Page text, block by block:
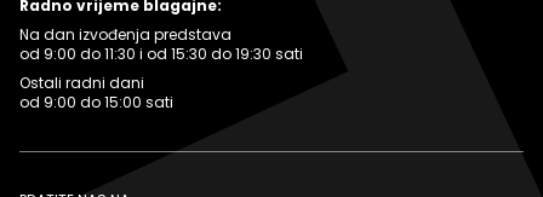
Radno vrijeme blagajne:
Na dan izvođenja predstava
od 9:00 do 11:30 i od 15:30 do 19:30 sati
Ostali radni dani
od 9:00 do 15:00 sati